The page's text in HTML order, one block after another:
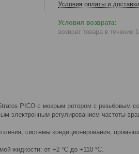
Условия оплаты и доставки
возврат товара в течение
PICO с мокрым ротором с резьбовым
электронным регулированием частоты
системы кондиционирования,
жидкости: от +2 °C до +110 °C.